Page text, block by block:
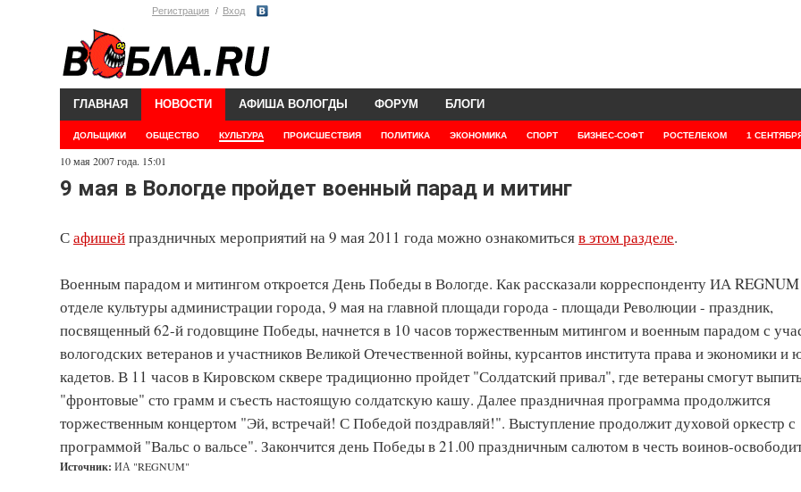
Регистрация Вход
ГЛАВНАЯ НОВОСТИ
ДОЛЬЩИКИ ОБЩЕСТВО КУЛЬТУРА ПРОИСШЕСТВИЯ ПОЛИТИКА ЭКОНОМИКА СПОРТ БИЗНЕС-СОФТ РОСТЕЛЕКОМ 1
АФИША ВОЛОГДЫ ФОРУМ БЛОГИ
10 мая 2007 года. 15:01
9 мая в Вологде пройдет военный парад и митинг
Сафишейпраздничных мероприятий на 9 мая 2011 года можно ознакомитьсяв этом разделе.
Военным парадом и митингом откроется День Победы в Вологде. Как рассказали корреспонденту ИА
отделе культуры администрации города, 9 мая на главной площади города - площади Революции - праздник,
посвященный 62-й годовщине Победы, начнется в 10 часов торжественным митингом и военным парадом с
вологодских ветеранов и участников Великой Отечественной войны, курсантов института права и экономики и
кадетов. В 11 часов в Кировском сквере традиционно пройдет "Солдатский привал", где ветераны смогут
"фронтовые" сто грамм и съесть настоящую солдатскую кашу. Далее праздничная программа продолжится
торжественным концертом "Эй, встречай! С Победой поздравляй!". Выступление продолжит духовой оркестр с
программой "Вальс о вальсе". Закончится день Победы в 21.00 праздничным салютом в честь воинов-
Источник: ИА "REGNUM"